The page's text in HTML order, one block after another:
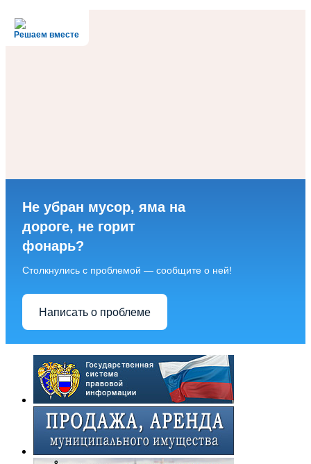
Решаем вместе
Не убран мусор, яма на
дороге, не горит
фонарь?
Столкнулись с проблемой — сообщите о ней!
Написать о проблеме